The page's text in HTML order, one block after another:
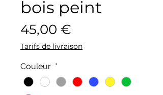
bois peint
45,00 €
Tarifs de livraison
Couleur *